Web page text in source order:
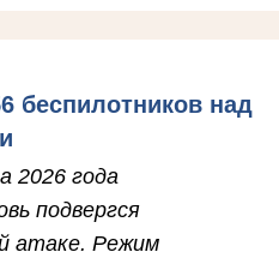
беспилотников над
2026 года
подвергся
атаке. Режим